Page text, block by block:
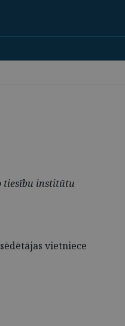
tiesību institūtu
vietniece